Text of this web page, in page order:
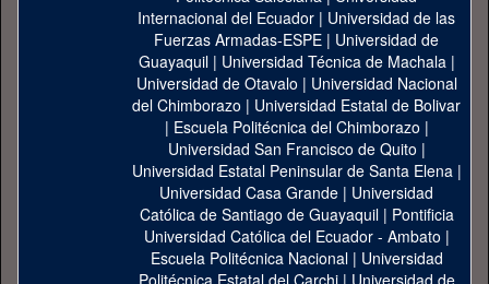
Internacional del Ecuador | Universidad de las
Fuerzas Armadas-ESPE | Universidad de
Guayaquil| Universidad Técnica de Machala|
Universidad de Otavalo | Universidad Nacional
del Chimborazo | Universidad Estatal de Bolivar
| Escuela Politécnica del Chimborazo |
Universidad San Francisco de Quito |
Universidad Estatal Peninsular de Santa Elena|
Universidad Casa Grande | Universidad
Católica de Santiago de Guayaquil| Pontificia
Universidad Católica del Ecuador - Ambato |
Escuela Politécnica Nacional| Universidad
Politécnica Estatal del Carchi| Universidad de